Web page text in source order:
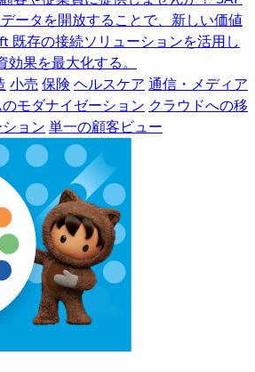
ータを開放することで、新しい価値
既存の接続ソリューションを活用し
果を最大化する。
小売 保険 ヘルスケア 通信・メディア
モダナイゼーション クラウドへの移
ョン 単一の顧客ビュー